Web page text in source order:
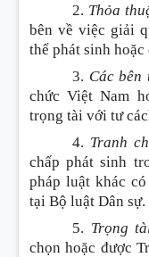
2. Thỏa
bên về việc giải
thể phát sinh hoặc
3. Các bên
chức Việt Nam
trọng tài với tư
4. Tranh
chấp phát sinh
pháp luật khác
tại Bộ luật Dân sự.
5. Trọng
chọn hoặc được